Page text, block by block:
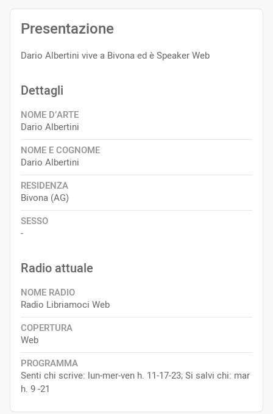
Presentazione
Dario Albertini vive a Bivona ed è Speaker Web
Dettagli
NOME D’ARTE
Dario Albertini
NOME E COGNOME
Dario Albertini
RESIDENZA
Bivona (AG)
SESSO
-
Radio attuale
NOME RADIO
Radio Libriamoci Web
COPERTURA
Web
PROGRAMMA
Senti chi scrive: lun-mer-ven h. 11-17-23; Si salvi chi: mar
h. 9 -21